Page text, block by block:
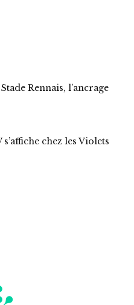
Rennais, l’ancrage
chez les Violets